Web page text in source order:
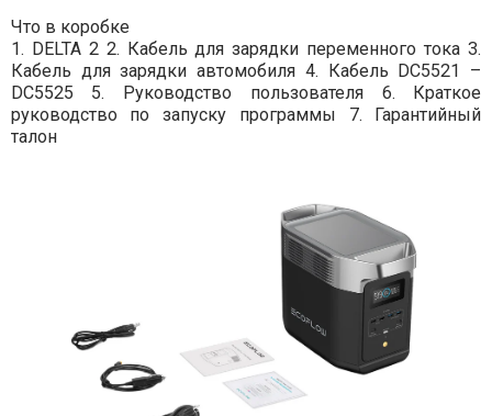
Что в коробке
1. DELTA 2 2. Кабель для зарядки переменного тока 3.
Кабель для зарядки автомобиля 4. Кабель DC5521 –
DC5525 5. Руководство пользователя 6. Краткое
руководство по запуску программы 7. Гарантийный
талон